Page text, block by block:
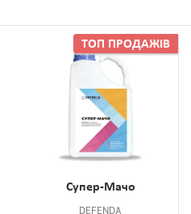
Супер-Мачо
ТОП ПРОДАЖIВ
DEFENDA